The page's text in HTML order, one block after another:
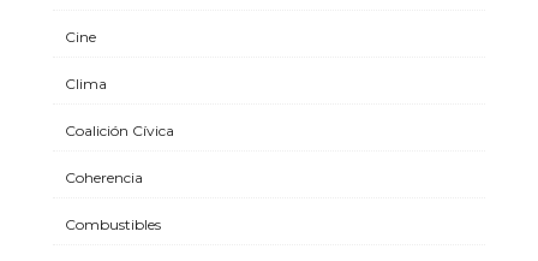
Cine
Clima
Coalición Cívica
Coherencia
Combustibles